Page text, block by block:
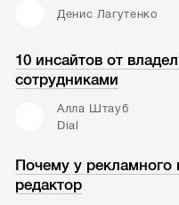
Денис Лагутенко
10 инсайтов от
сотрудниками
Алла Штауб
Dial
Почему у
редактор